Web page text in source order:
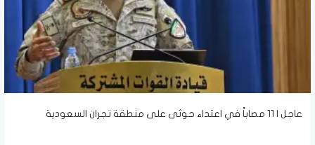
عاجل | 11 مصاباً في اعتداء حوثى على منطقة نجران السعودية